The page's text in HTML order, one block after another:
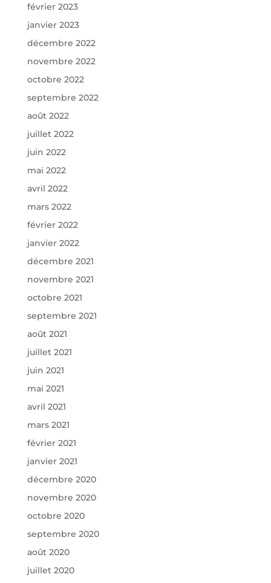
février 2023
janvier 2023
décembre 2022
novembre 2022
octobre 2022
septembre 2022
août 2022
juillet 2022
juin 2022
mai 2022
avril 2022
mars 2022
février 2022
janvier 2022
décembre 2021
novembre 2021
octobre 2021
septembre 2021
août 2021
juillet 2021
juin 2021
mai 2021
avril 2021
mars 2021
février 2021
janvier 2021
décembre 2020
novembre 2020
octobre 2020
septembre 2020
août 2020
juillet 2020